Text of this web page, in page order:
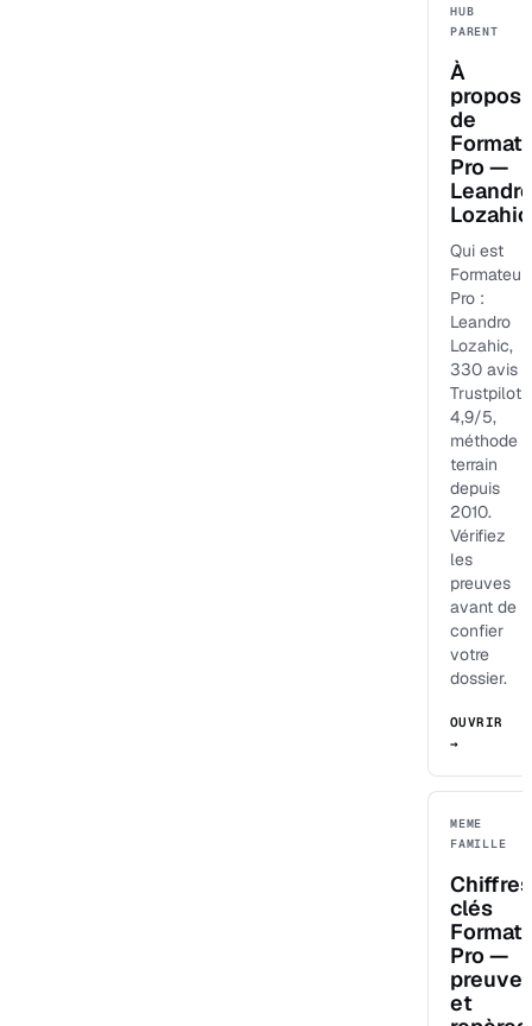
HUB
PARENT
À
propos
de
Pro —
Leandro
Lozahic
Qui est
Formateur
Pro :
Leandro
Lozahic,
330 avis
Trustpilot
4,9/5,
méthode
terrain
depuis
2010.
Vérifiez
les
preuves
avant de
confier
votre
dossier.
OUVRIR
→
MEME
FAMILLE
Chiffres
clés
Pro —
et